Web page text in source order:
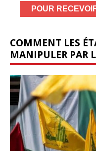
COMMENT LES
MANIPULER PAR